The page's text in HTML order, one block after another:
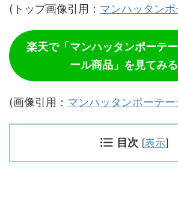
(トップ画像引用： マンハッタン
楽天で「マンハッタンポーテ
ール商品」を見てみ
(画像引用： マンハッタンポーテー
目次 [表示]